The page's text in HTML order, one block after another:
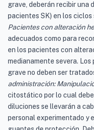
grave, deberán recibir una
pacientes SK) en los ciclos
Pacientes con alteración
adecuados como para
en los pacientes con
medianamente severa.
grave no deben ser
administración:
citostático por lo cual
diluciones se llevarán a
personal experimentado y